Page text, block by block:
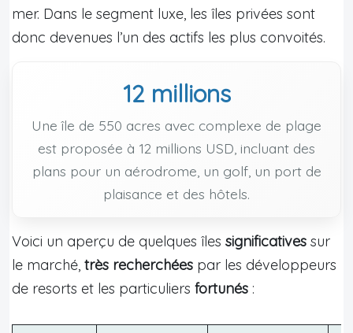
mer. Dans le segment luxe, les îles privées sont
donc devenues l’un des actifs les plus convoités.
12 millions
Une île de 550 acres avec complexe de plage
est proposée à 12 millions USD, incluant des
plans pour un aérodrome, un golf, un port de
plaisance et des hôtels.
Voici un aperçu de quelques îles significatives sur
le marché, très recherchées par les développeurs
de resorts et les particuliers fortunés :